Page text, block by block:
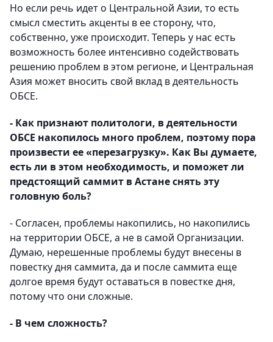
Но если речь идет о Центральной Азии, то есть
смысл сместить акценты в ее сторону, что,
собственно, уже происходит. Теперь у нас есть
возможность более интенсивно содействовать
решению проблем в этом регионе, и Центральная
Азия может вносить свой вклад в деятельность
ОБСЕ.
- Как признают политологи, в деятельности
ОБСЕ накопилось много проблем, поэтому пора
произвести ее «перезагрузку». Как Вы думаете,
есть ли в этом необходимость, и поможет ли
предстоящий саммит в Астане снять эту
головную боль?
- Согласен, проблемы накопились, но накопились
на территории ОБСЕ, а не в самой Организации.
Думаю, нерешенные проблемы будут внесены в
повестку дня саммита, да и после саммита еще
долгое время будут оставаться в повестке дня,
потому что они сложные.
- В чем сложность?